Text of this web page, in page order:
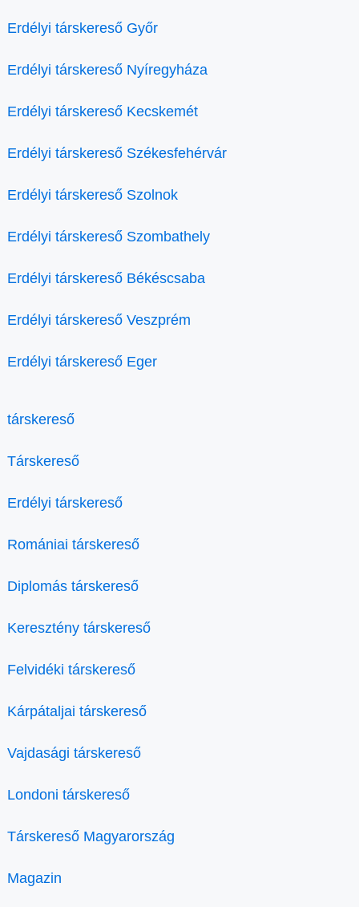
Erdélyi társkereső Győr
Erdélyi társkereső Nyíregyháza
Erdélyi társkereső Kecskemét
Erdélyi társkereső Székesfehérvár
Erdélyi társkereső Szolnok
Erdélyi társkereső Szombathely
Erdélyi társkereső Békéscsaba
Erdélyi társkereső Veszprém
Erdélyi társkereső Eger
társkereső
Társkereső
Erdélyi társkereső
Romániai társkereső
Diplomás társkereső
Keresztény társkereső
Felvidéki társkereső
Kárpátaljai társkereső
Vajdasági társkereső
Londoni társkereső
Társkereső Magyarország
Magazin